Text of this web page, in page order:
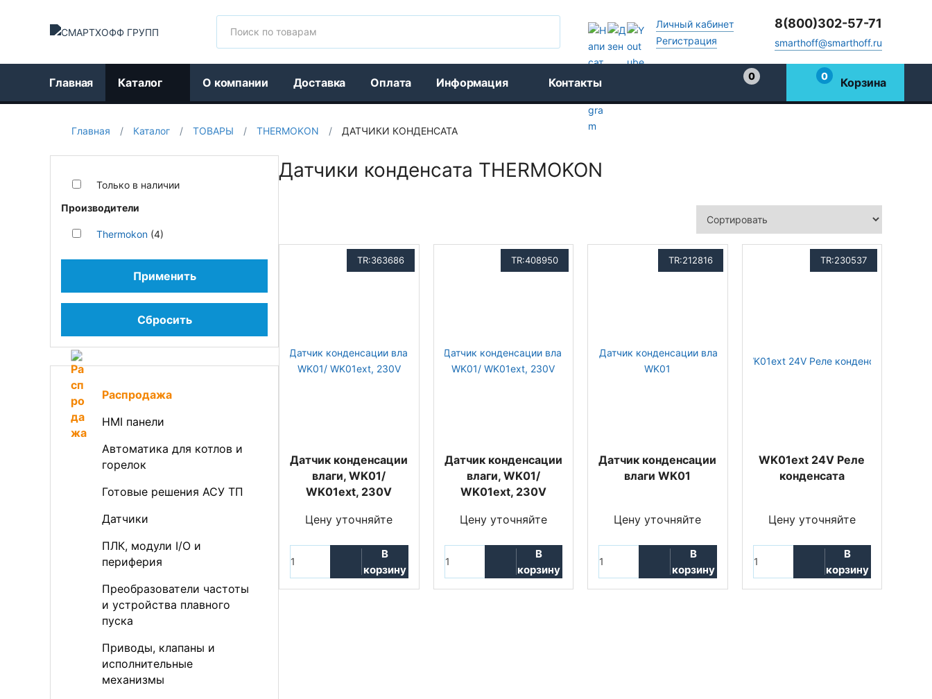
Личный кабинет
Регистрация
8(800)302-57-71
smarthoff@smarthoff.ru
Главная Каталог О компании Доставка Оплата Информация Контакты
0
0 Корзина
Главная / Каталог / ТОВАРЫ / THERMOKON / ДАТЧИКИ КОНДЕНСАТА
Только в наличии
Производители
Thermokon (4)
Применить
Сбросить
Распродажа
HMI панели
Автоматика для котлов и
горелок
Готовые решения АСУ ТП
Датчики
ПЛК, модули I/O и
периферия
Преобразователи частоты
и устройства плавного
пуска
Приводы, клапаны и
исполнительные
механизмы
Датчики конденсата THERMOKON
TR:363686
Датчик конденсации
влаги, WK01/
WK01ext, 230V
Цену уточняйте
В
корзину
TR:408950
Датчик конденсации
влаги, WK01/
WK01ext, 230V
Цену уточняйте
В
корзину
TR:212816
Датчик конденсации
влаги WK01
Цену уточняйте
В
корзину
TR:230537
WK01ext 24V Реле
конденсата
Цену уточняйте
В
корзину